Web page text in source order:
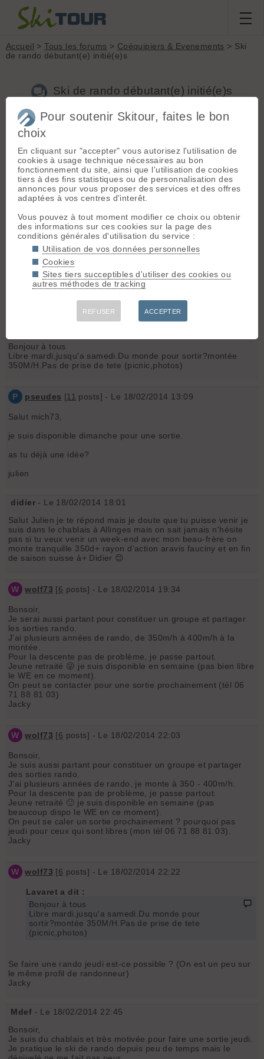
Accueil >Tous les forums > Coéquipiers & Evenements > Ski
de rando débutant(e) initié(e)s
Ski de rando débutant(e) initié(e)s
Nouveau sujet
Voir tous les sujets Chercher Archives
M
mich73[5posts] - Le 15/02/2014 23:52
Bonjour,
Je suis à Montmélian et j'ai 43 ans. Je fais des sorties de
L'idée m'intéresse aussi d'essayer de former un petit groupe
dans le même esprit. Je peux conduire des sorties F mais
suivre sur PD, AD.
Voici mon mail: miko7338[AT]gmail.com
Ce samedi, c'était jouable...Bonne neige de printemps 😉
Ma prochaine disponibilité est dimanche 23.
A bientôt.
Bonjour à tous
Libre mardi,jusqu'a samedi.Du monde pour sortir?montée
350M/H.Pas de prise de tete (picnic,photos)
P pseudes [11 posts] - Le 18/02/2014 13:09
Salut mich73,
je suis disponible dimanche pour une sortie.
as tu déjà une idée?
julien
didier- Le 18/02/2014 18:01
Salut Julien je te répond mais je doute que tu puisse venir je
suis dans le chablais à Allinges mais on sait jamais n'hésite
pas si tu veux venir un week-end avec mon beau-frère on
monte tranquille 350d+ rayon d'action aravis fauciny et en fin
de saison suisse à+ Didier 😊
W wolf73 [6 posts] - Le 18/02/2014 19:34
Bonsoir,
Je serai aussi partant pour constituer un groupe et partager
les sorties rando.
J'ai plusieurs années de rando, de 350m/h à 400m/h à la
montée.
Pour la descente pas de problème, je passe partout.
Jeune retraité 😜 je suis disponible en semaine (pas bien libre
le WE en ce moment).
On peut se contacter pour une sortie prochainement (tél 06
71 88 81 03)
Jacky
W wolf73 [6 posts] - Le 18/02/2014 22:03
Bonsoir,
Je suis aussi partant pour constituer un groupe et partager
des sorties rando.
J'ai plusieurs années de rando, je monte à 350 - 400m/h.
Pour la descente pas de problème, je passe partout.
Jeune retraité 🙂 je suis disponible en semaine (pas
beaucoup dispo le WE en ce moment).
On peut se caler un sortie prochainement ? pourquoi pas
jeudi pour ceux qui sont libres (mon tél 06 71 88 81 03).
Jacky
W wolf73 [6 posts] - Le 18/02/2014 22:22
Lavaret a dit :
Bonjour à tous
Libre mardi,jusqu'a samedi.Du monde pour
sortir?montée 350M/H.Pas de prise de tete
(picnic,photos)
Se faire une rando jeudi est-ce possible ? (On est un peu sur
le même profil de randonneur)
Jacky
Mdef - Le 18/02/2014 22:45
Bonsoir,
Je suis du chablais et très motivée pour faire une sortie jeudi.
Je pratique le ski de rando depuis peu de temps mais le
Pour soutenir Skitour, faites le bon
choix
En cliquant sur "accepter" vous autorisez l'utilisation de
cookies à usage technique nécessaires au bon
fonctionnement du site, ainsi que l'utilisation de cookies
tiers à des fins statistiques ou de personnalisation des
annonces pour vous proposer des services et des offres
adaptées à vos centres d'interêt.
Vous pouvez à tout moment modifier ce choix ou obtenir
des informations sur ces cookies sur la page des
conditions générales d'utilisation du service :
Utilisation de vos données personnelles
Cookies
Sites tiers succeptibles d'utiliser des cookies ou
autres méthodes de tracking
REFUSER ACCEPTER